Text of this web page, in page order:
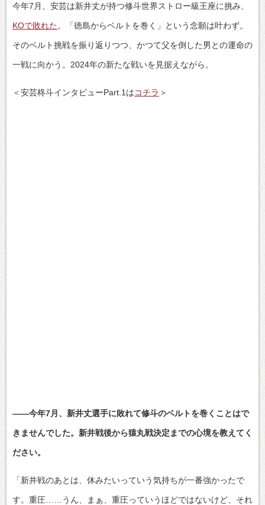
今年7月、安芸は新井丈が持つ修斗世界ストロー級王座に挑み、
KOで敗れた。「徳島からベルトを巻く」という念願は叶わず。
そのベルト挑戦を振り返りつつ、かつて父を倒した男との運命の
一戦に向かう。2024年の新たな戦いを見据えながら。
＜安芸柊斗インタビューPart.1はコチラ ＞
――今年7月、新井丈選手に敗れて修斗のベルトを巻くことはで
きませんでした。新井戦後から猿丸戦決定までの心境を教えてく
ださい。
「新井戦のあとは、休みたいっていう気持ちが一番強かったで
す。重圧……うん、まぁ、重圧っていうほどではないけど、それ